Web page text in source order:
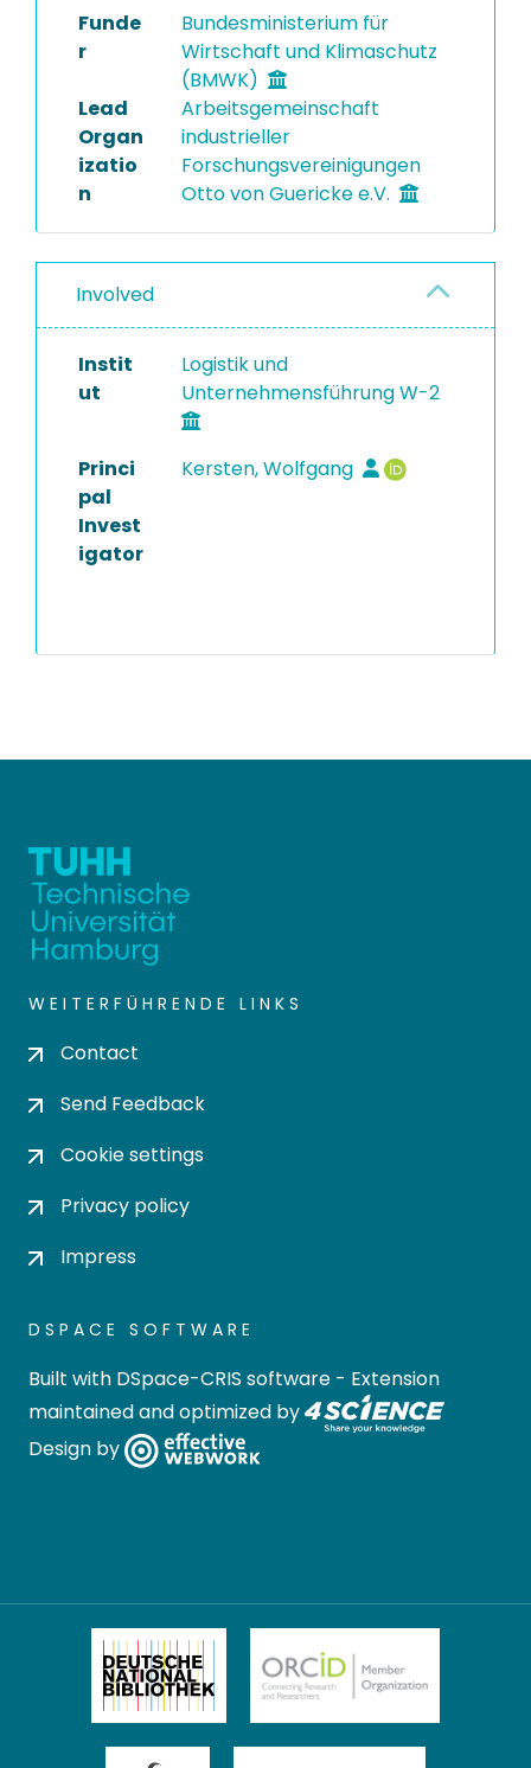
Funde
r
Bundesministerium für
Wirtschaft und Klimaschutz
(BMWK)
Lead
Organ
izatio
n
Arbeitsgemeinschaft
industrieller
Forschungsvereinigungen
Otto von Guericke e.V.
Involved
Instit
ut
Logistik und
Unternehmensführung W-2
Princi
pal
Invest
igator
Kersten, Wolfgang
WEITERFÜHRENDE LINKS
Contact
Send Feedback
Cookie settings
Privacy policy
Impress
DSPACE SOFTWARE
Built with DSpace-CRIS software - Extension
maintained and optimized by
Design by